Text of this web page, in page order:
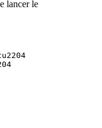
lancer le